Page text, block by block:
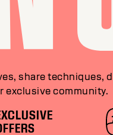
share techniques,
exclusive community.